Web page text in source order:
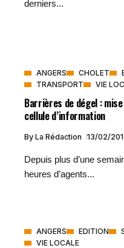
derniers...
ANGERS CHOLET
TRANSPORT
VIE
Barrières de dégel : mise
cellule d’information
By La Rédaction 13/02/
Depuis plus d’une
heures d’agents...
ANGERS EDITION
VIE LOCALE